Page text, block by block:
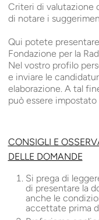
Criteri di valutazione
di notare i
Qui potete
Fondazione per la
Nel vostro profilo
e inviare le
elaborazione. A tal
può essere
CONSIGLI E
DELLE DOMANDE
Si prega di
di presentare la
anche le
accettate prima